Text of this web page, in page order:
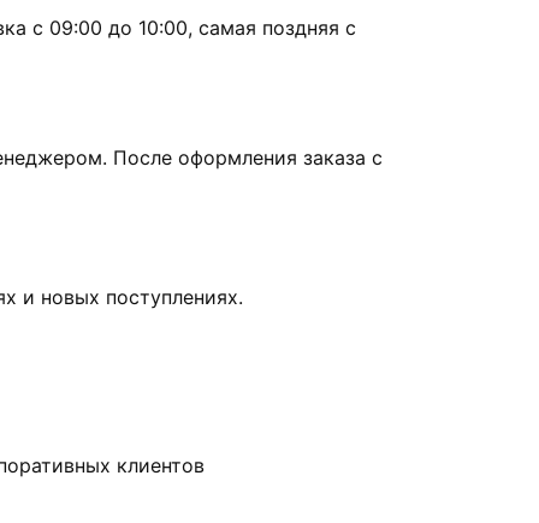
с 09:00 до 10:00, самая поздняя с
После оформления заказа с
и новых поступлениях.
клиентов